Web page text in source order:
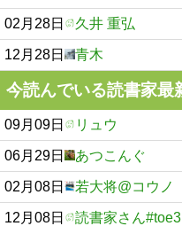
02月28日 久井 重弘
12月28日 青木
今読んでいる読書家最
09月09日 リュウ
06月29日 あつこんぐ
02月08日 若大将@コウノ
12月08日 読書家さん